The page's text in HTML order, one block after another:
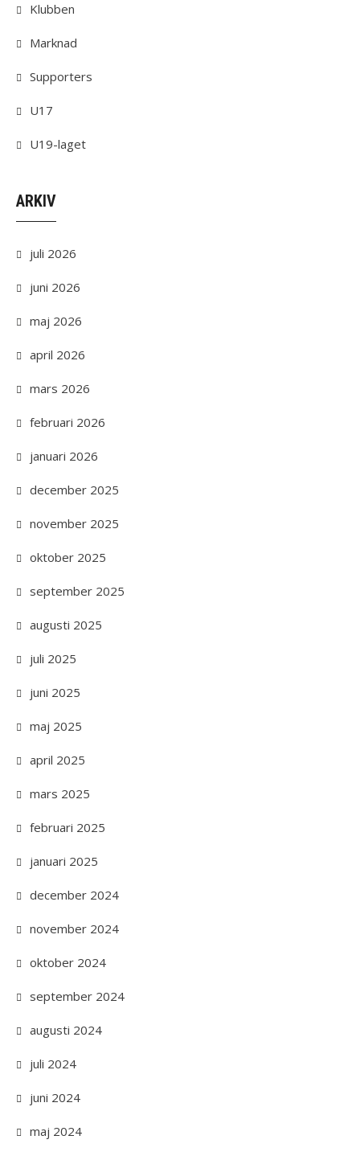
Klubben
Marknad
Supporters
U17
U19-laget
ARKIV
juli 2026
juni 2026
maj 2026
april 2026
mars 2026
februari 2026
januari 2026
december 2025
november 2025
oktober 2025
september 2025
augusti 2025
juli 2025
juni 2025
maj 2025
april 2025
mars 2025
februari 2025
januari 2025
december 2024
november 2024
oktober 2024
september 2024
augusti 2024
juli 2024
juni 2024
maj 2024